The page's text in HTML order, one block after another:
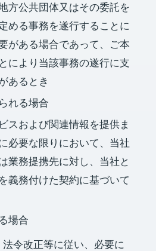
方公共団体又はその委託を
める事務を遂行することに
がある場合であって、ご本
により当該事務の遂行に支
あるとき
れる場合
スおよび関連情報を提供ま
必要な限りにおいて、当社
業務提携先に対し、当社と
義務付けた契約に基づいて
場合
令改正等に従い、必要に